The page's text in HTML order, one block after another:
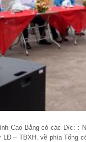
Cao Bằng có các Đ/c: :
LĐ – TBXH. về phía Tổng